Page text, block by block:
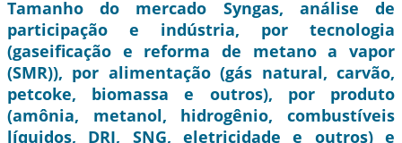
Tamanho do mercado Syngas, análise de
participação e indústria, por tecnologia
(gaseificação e reforma de metano a vapor
(SMR)), por alimentação (gás natural, carvão,
petcoke, biomassa e outros), por produto
(amônia, metanol, hidrogênio, combustíveis
líquidos, DRI, SNG, eletricidade e outros) e